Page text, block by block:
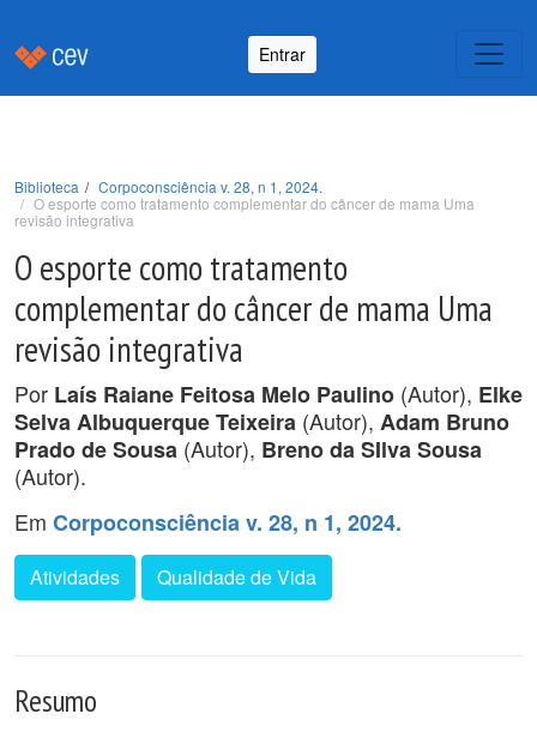
Entrar
Biblioteca
Corpoconsciência v. 28, n 1, 2024.
O esporte como tratamento complementar do câncer de mama Uma
revisão integrativa
O esporte como tratamento
complementar do câncer de mama Uma
revisão integrativa
Por Laís Raiane Feitosa Melo Paulino (Autor), Elke
Selva Albuquerque Teixeira (Autor), Adam Bruno
Prado de Sousa (Autor), Breno da SIlva Sousa
(Autor).
Em Corpoconsciência v. 28, n 1, 2024.
Atividades Qualidade de Vida
Resumo